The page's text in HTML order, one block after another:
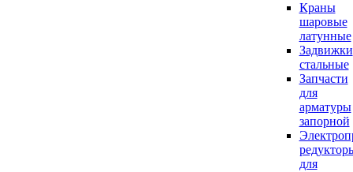
Краны
шаровые
латунные
Задвижки
стальные
Запчасти
для
арматуры
запорной
для